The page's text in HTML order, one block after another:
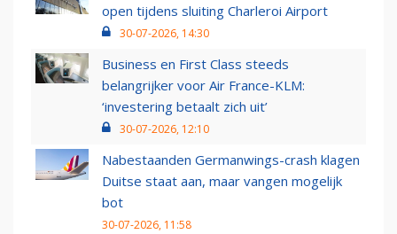
open tijdens sluiting Charleroi Airport
30-07-2026, 14:30
Business en First Class steeds
belangrijker voor Air France-KLM:
‘investering betaalt zich uit’
30-07-2026, 12:10
Nabestaanden Germanwings-crash klagen
Duitse staat aan, maar vangen mogelijk
bot
30-07-2026, 11:58